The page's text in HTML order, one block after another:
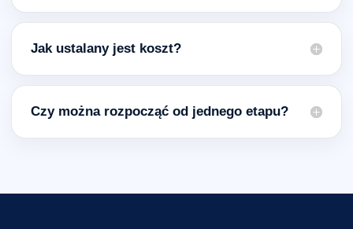
Jak ustalany jest koszt?
Czy można rozpocząć od jednego etapu?